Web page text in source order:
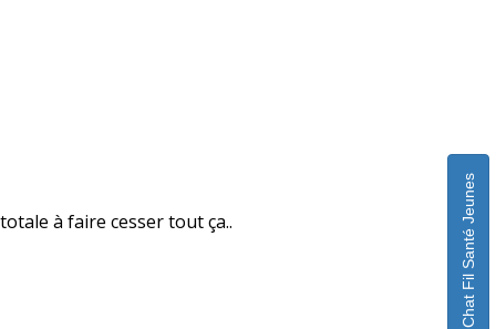
à faire cesser tout ça.. Chat Fil Santé Jeunes